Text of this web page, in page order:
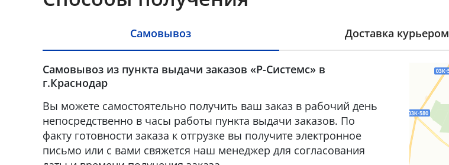
Самовывоз Доставка курьером
Самовывоз из пункта выдачи заказов «Р-Системс» в
г.Краснодар
Вы можете самостоятельно получить ваш заказ в рабочий день
непосредственно в часы работы пункта выдачи заказов. По
факту готовности заказа к отгрузке вы получите электронное
письмо или с вами свяжется наш менеджер для согласования